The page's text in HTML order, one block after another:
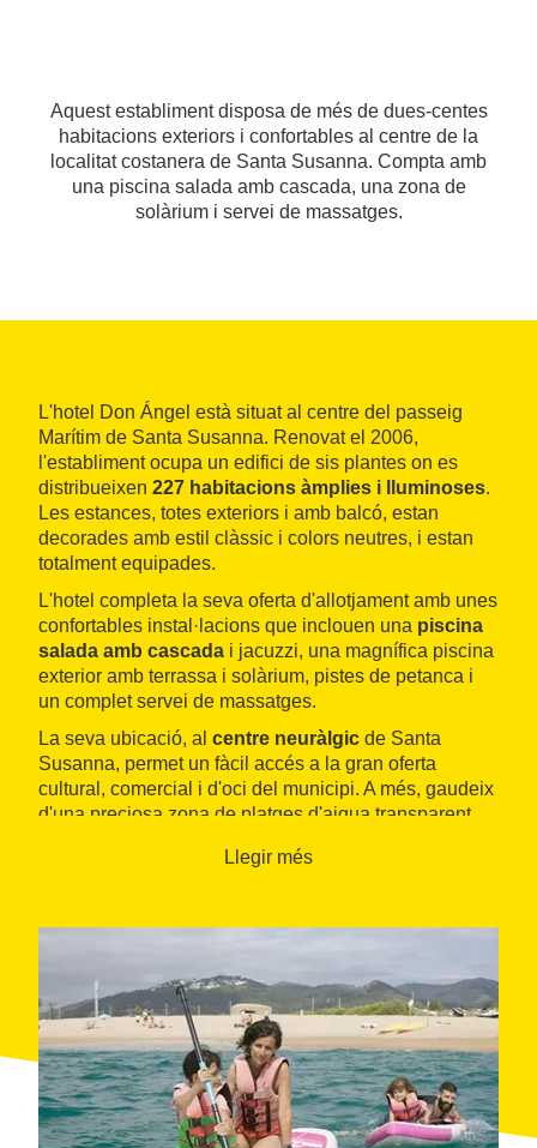
Aquest establiment disposa de més de dues-centes
habitacions exteriors i confortables al centre de la
localitat costanera de Santa Susanna. Compta amb
una piscina salada amb cascada, una zona de
solàrium i servei de massatges.
L'hotel Don Ángel està situat al centre del passeig
Marítim de Santa Susanna. Renovat el 2006,
l'establiment ocupa un edifici de sis plantes on es
distribueixen 227 habitacions àmplies i lluminoses.
Les estances, totes exteriors i amb balcó, estan
decorades amb estil clàssic i colors neutres, i estan
totalment equipades.
L'hotel completa la seva oferta d'allotjament amb unes
confortables instal·lacions que inclouen una piscina
salada amb cascada i jacuzzi, una magnífica piscina
exterior amb terrassa i solàrium, pistes de petanca i
un complet servei de massatges.
La seva ubicació, al centre neuràlgic de Santa
Susanna, permet un fàcil accés a la gran oferta
cultural, comercial i d'oci del municipi. A més, gaudeix
d'una preciosa zona de platges d'aigua transparent.
Llegir més